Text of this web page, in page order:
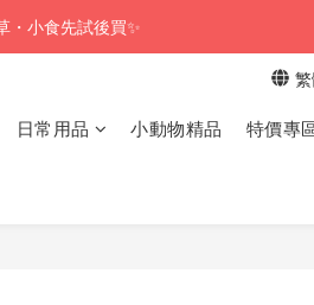
本地包郵📦
・小食先試後買✨
日常用品 小動物精品
特價專